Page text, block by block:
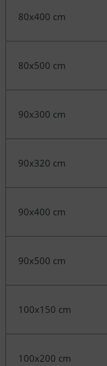
80x400 cm
80x500 cm
90x300 cm
90x320 cm
90x400 cm
90x500 cm
100x150 cm
100x200 cm